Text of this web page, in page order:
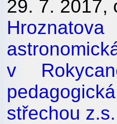
29. 7. 2017,
v
střechou z.s.